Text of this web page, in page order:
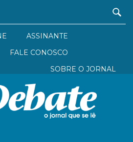
ASSINANTE
FALE CONOSCO
SOBRE O JORNAL